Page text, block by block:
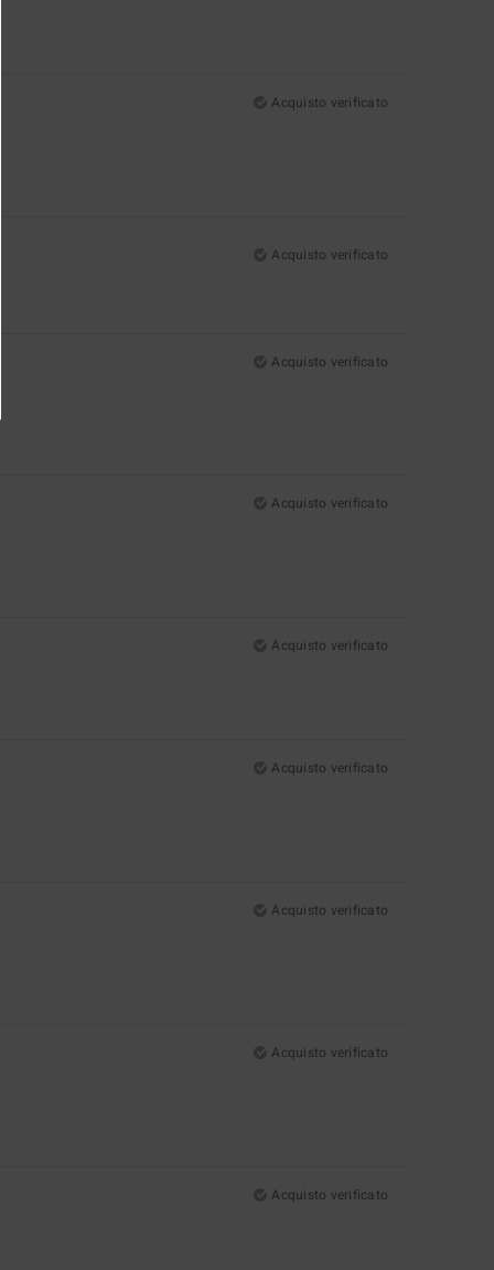
Acquisto verificato
Acquisto verificato
Acquisto verificato
Acquisto verificato
Acquisto verificato
Acquisto verificato
Acquisto verificato
Acquisto verificato
Acquisto verificato